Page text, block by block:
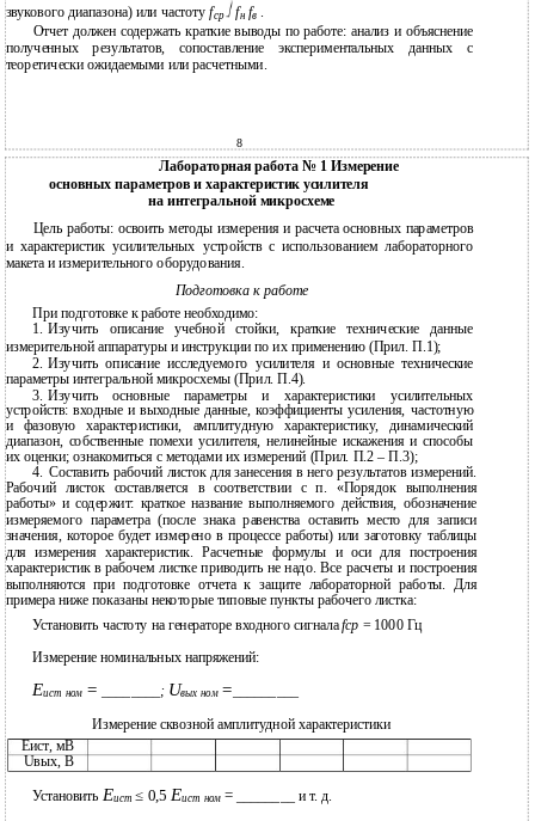
звукового диапазона) или частотуfcp fн fв .
Отчет должен содержать краткие выводы по работе: анализ и объяснение
полученных результатов, сопоставление экспериментальных данных с
теоретически ожидаемыми или расчетными.
8
Лабораторная работа № 1 Измерение
основных параметров и характеристик усилителя
на интегральной микросхеме
Цель работы: освоить методы измерения и расчета основных параметров
и характеристик усилительных устройств с использованием лабораторного
макета и измерительного оборудования.
Подготовка к работе
При подготовке к работе необходимо:
1. Изучить описание учебной стойки, краткие технические данные
измерительной аппаратуры и инструкции по их применению (Прил. П.1);
2. Изучить описание исследуемого усилителя и основные технические
параметры интегральной микросхемы (Прил. П.4).
3. Изучить основные параметры и характеристики усилительных
устройств: входные и выходные данные, коэффициенты усиления, частотную
и фазовую характеристики, амплитудную характеристику, динамический
диапазон, собственные помехи усилителя, нелинейные искажения и способы
их оценки; ознакомиться с методами их измерений (Прил. П.2 – П.3);
4.
Составить рабочий листок для занесения в него результатов измерений.
Рабочий листок составляется в соответствии с п. «Порядок выполнения
работы» и содержит: краткое название выполняемого действия, обозначение
измеряемого параметра (после знака равенства оставить место для записи
значения, которое будет измерено в процессе работы) или заготовку таблицы
для измерения характеристик. Расчетные формулы и оси для построения
характеристик в рабочем листке приводить не надо. Все расчеты и построения
выполняются при подготовке отчета к защите лабораторной работы. Для
примера ниже показаны некоторые типовые пункты рабочего листка:
Установить частоту на генераторе входного сигналаfср = 1000 Гц
Измерение номинальных напряжений:
Еист ном = ________; Uвых ном =
Измерение сквозной амплитудной характеристики
Еист, мВ
Uвых, В
Установить Еист≤ 0,5Еист ном = ________ и т. д.